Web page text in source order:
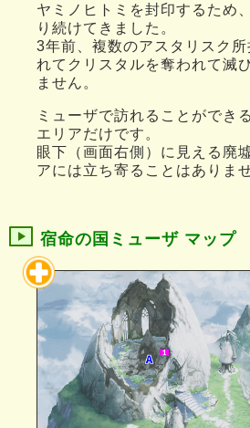
ヤミノヒトミを封印するため
り続けてきました。
3年前、複数のアスタリスク
れてクリスタルを奪われて滅
ません。
ミューザで訪れることができ
エリアだけです。
眼下（画面右側）に見える廃
アには立ち寄ることはありませ
宿命の国ミューザ マップ